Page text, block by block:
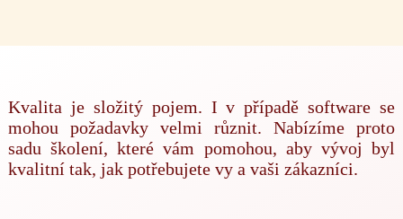
Kvalita je složitý pojem. I v případě software se
mohou požadavky velmi různit. Nabízíme proto
sadu školení, které vám pomohou, aby vývoj byl
kvalitní tak, jak potřebujete vy a vaši zákazníci.